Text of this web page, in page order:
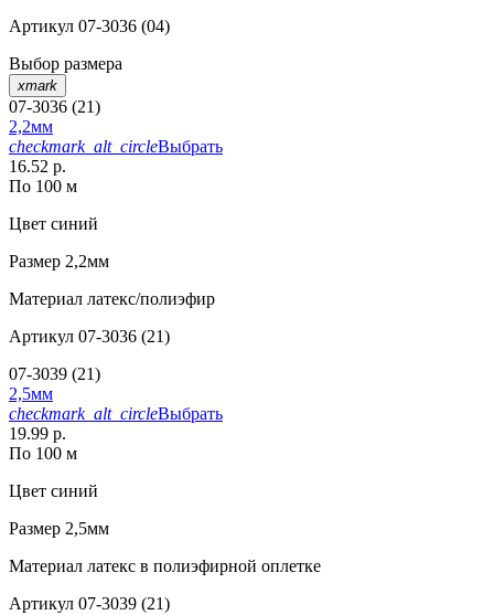
Артикул 07-3036 (04)
Выбор размера
xmark
07-3036 (21)
2,2мм
checkmark_alt_circleВыбрать
16.52 р.
По 100 м
Цвет синий
Размер 2,2мм
Материал латекс/полиэфир
Артикул 07-3036 (21)
07-3039 (21)
2,5мм
checkmark_alt_circleВыбрать
19.99 р.
По 100 м
Цвет синий
Размер 2,5мм
Материал латекс в полиэфирной оплетке
Артикул 07-3039 (21)